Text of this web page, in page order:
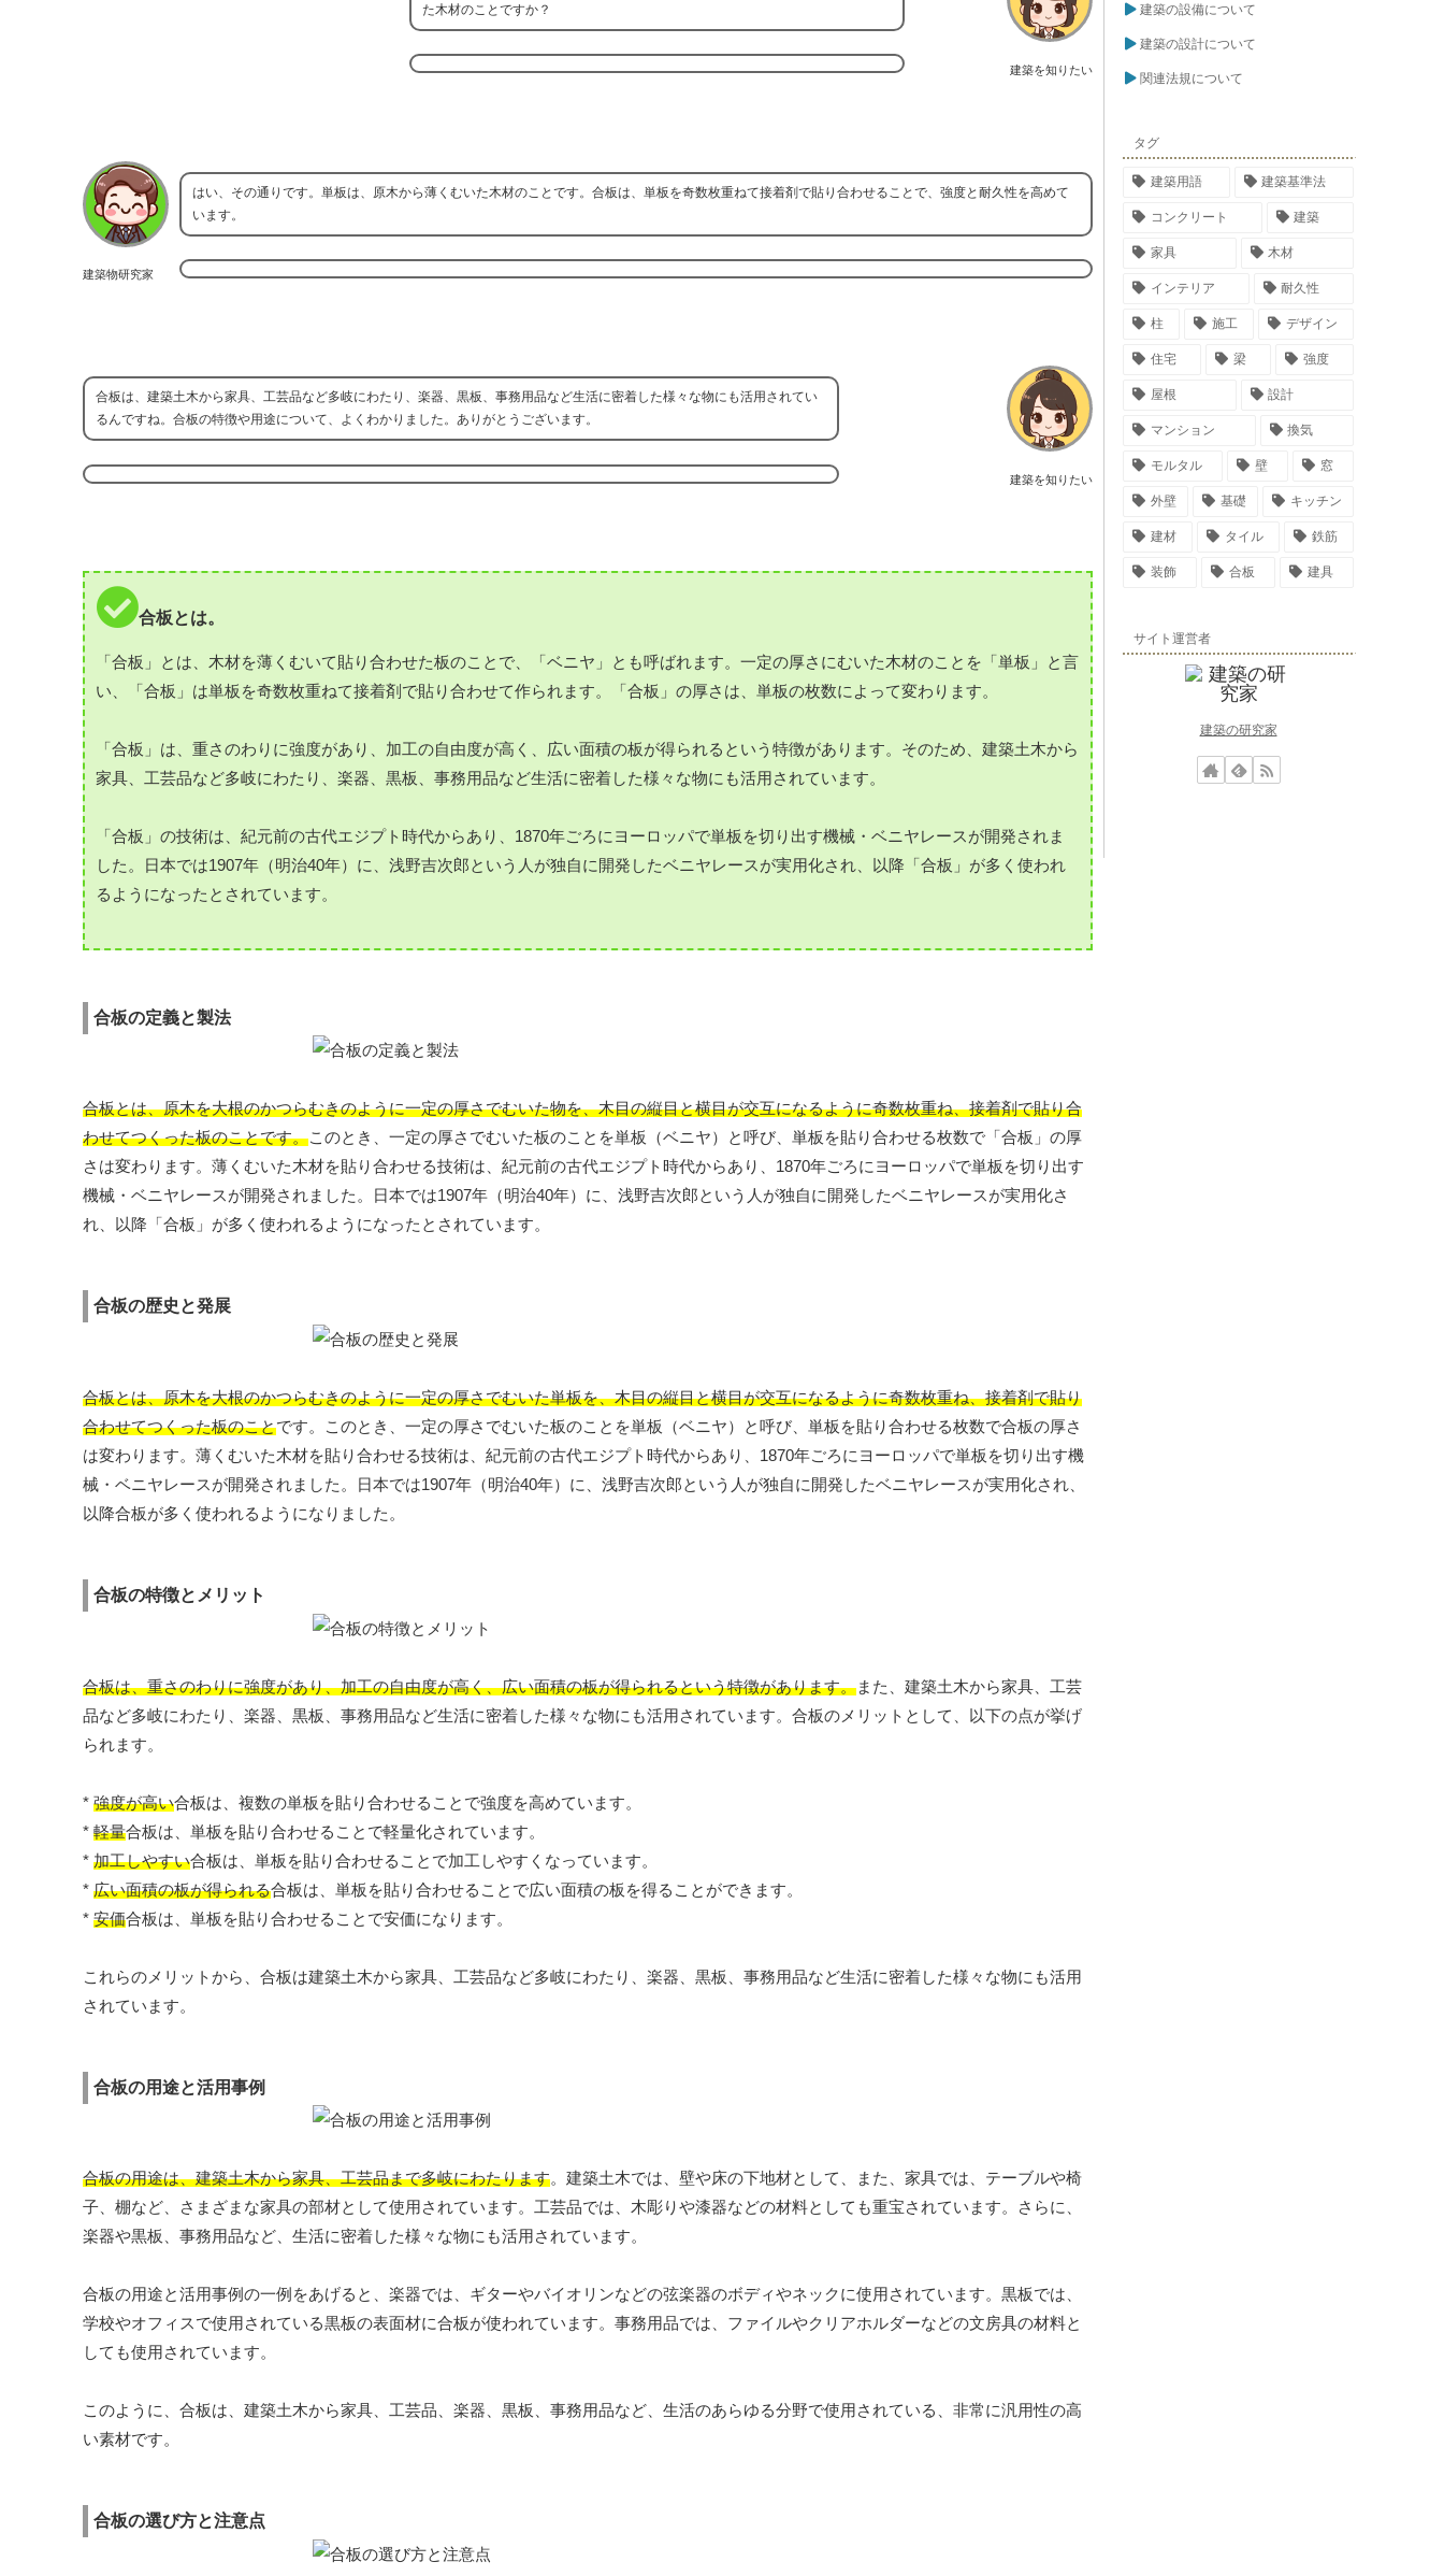
建築を知りたい
た木材のことですか？
建築物研究家
はい、その通りです。単板は、原木から薄くむいた木材のことです。合板は、単板を奇数枚重ねて接着剤で貼り合わせることで、強度と耐久性を高めて
います。
建築を知りたい
合板は、建築土木から家具、工芸品など多岐にわたり、楽器、黒板、事務用品など生活に密着した様々な物にも活用されてい
るんですね。合板の特徴や用途について、よくわかりました。ありがとうございます。
合板とは。
「合板」とは、木材を薄くむいて貼り合わせた板のことで、「ベニヤ」とも呼ばれます。一定の厚さにむいた木材のことを「単板」と言
い、「合板」は単板を奇数枚重ねて接着剤で貼り合わせて作られます。「合板」の厚さは、単板の枚数によって変わります。
「合板」は、重さのわりに強度があり、加工の自由度が高く、広い面積の板が得られるという特徴があります。そのため、建築土木から
家具、工芸品など多岐にわたり、楽器、黒板、事務用品など生活に密着した様々な物にも活用されています。
「合板」の技術は、紀元前の古代エジプト時代からあり、1870年ごろにヨーロッパで単板を切り出す機械・ベニヤレースが開発されま
した。日本では1907年（明治40年）に、浅野吉次郎という人が独自に開発したベニヤレースが実用化され、以降「合板」が多く使われ
るようになったとされています。
合板の定義と製法
合板とは、原木を大根のかつらむきのように一定の厚さでむいた物を、木目の縦目と横目が交互になるように奇数枚重ね、接着剤で貼り合
わせてつくった板のことです。このとき、一定の厚さでむいた板のことを単板（ベニヤ）と呼び、単板を貼り合わせる枚数で「合板」の厚
さは変わります。薄くむいた木材を貼り合わせる技術は、紀元前の古代エジプト時代からあり、1870年ごろにヨーロッパで単板を切り出す
機械・ベニヤレースが開発されました。日本では1907年（明治40年）に、浅野吉次郎という人が独自に開発したベニヤレースが実用化さ
れ、以降「合板」が多く使われるようになったとされています。
合板の歴史と発展
合板とは、原木を大根のかつらむきのように一定の厚さでむいた単板を、木目の縦目と横目が交互になるように奇数枚重ね、接着剤で貼り
合わせてつくった板のことです。このとき、一定の厚さでむいた板のことを単板（ベニヤ）と呼び、単板を貼り合わせる枚数で合板の厚さ
は変わります。薄くむいた木材を貼り合わせる技術は、紀元前の古代エジプト時代からあり、1870年ごろにヨーロッパで単板を切り出す機
械・ベニヤレースが開発されました。日本では1907年（明治40年）に、浅野吉次郎という人が独自に開発したベニヤレースが実用化され、
以降合板が多く使われるようになりました。
合板の特徴とメリット
合板は、重さのわりに強度があり、加工の自由度が高く、広い面積の板が得られるという特徴があります。また、建築土木から家具、工芸
品など多岐にわたり、楽器、黒板、事務用品など生活に密着した様々な物にも活用されています。合板のメリットとして、以下の点が挙げ
られます。
* 強度が高い合板は、複数の単板を貼り合わせることで強度を高めています。
* 軽量合板は、単板を貼り合わせることで軽量化されています。
* 加工しやすい合板は、単板を貼り合わせることで加工しやすくなっています。
* 広い面積の板が得られる合板は、単板を貼り合わせることで広い面積の板を得ることができます。
* 安価合板は、単板を貼り合わせることで安価になります。
これらのメリットから、合板は建築土木から家具、工芸品など多岐にわたり、楽器、黒板、事務用品など生活に密着した様々な物にも活用
されています。
合板の用途と活用事例
合板の用途は、建築土木から家具、工芸品まで多岐にわたります。建築土木では、壁や床の下地材として、また、家具では、テーブルや椅
子、棚など、さまざまな家具の部材として使用されています。工芸品では、木彫りや漆器などの材料としても重宝されています。さらに、
楽器や黒板、事務用品など、生活に密着した様々な物にも活用されています。
合板の用途と活用事例の一例をあげると、楽器では、ギターやバイオリンなどの弦楽器のボディやネックに使用されています。黒板では、
学校やオフィスで使用されている黒板の表面材に合板が使われています。事務用品では、ファイルやクリアホルダーなどの文房具の材料と
しても使用されています。
このように、合板は、建築土木から家具、工芸品、楽器、黒板、事務用品など、生活のあらゆる分野で使用されている、非常に汎用性の高
い素材です。
合板の選び方と注意点
建築の設備について
建築の設計について
関連法規について
タグ
建築用語 建築基準法
コンクリート 建築
家具 木材
インテリア 耐久性
柱 施工 デザイン
住宅 梁 強度
屋根 設計
マンション 換気
モルタル 壁 窓
外壁 基礎 キッチン
建材 タイル 鉄筋
装飾 合板 建具
サイト運営者
建築の研究家